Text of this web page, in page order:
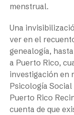
menstrual.
Una
ver en el
genealogía,
a Puerto Rico,
investigación en
Psicología
Puerto Rico
cuenta de que